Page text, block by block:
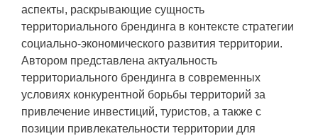
аспекты, раскрывающие сущность
территориального брендинга в контексте стратегии
социально-экономического развития территории.
Автором представлена актуальность
территориального брендинга в современных
условиях конкурентной борьбы территорий за
привлечение инвестиций, туристов, а также с
позиции привлекательности территории для